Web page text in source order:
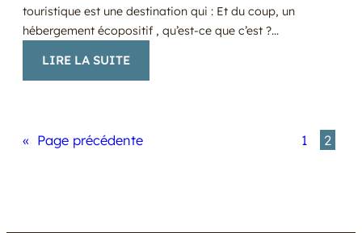
touristique est une destination qui : Et du coup, un
hébergement écopositif , qu’est-ce que c’est ?…
LIRE LA SUITE:
L’ÉCOTOURISME,
« Page précédente 1 2